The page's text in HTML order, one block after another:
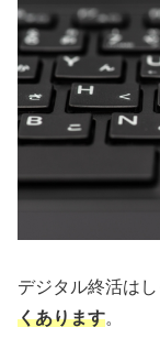
デジタル終活は
くあります。